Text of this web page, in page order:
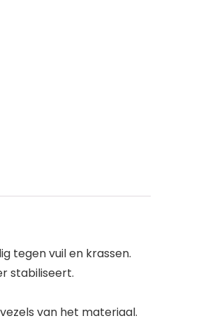
tegen vuil en krassen.
stabiliseert.
van het materiaal.